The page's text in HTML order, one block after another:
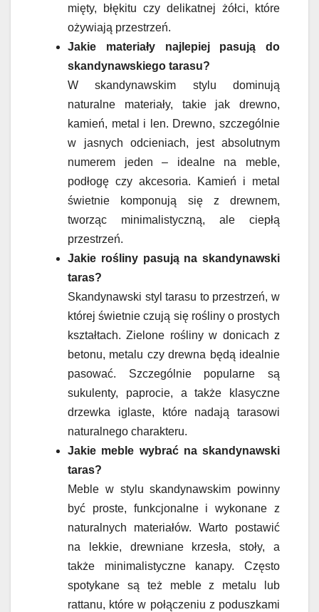
mięty, błękitu czy delikatnej żółci, które
ożywiają przestrzeń.
Jakie materiały najlepiej pasują do
skandynawskiego tarasu?
W skandynawskim stylu dominują
naturalne materiały, takie jak drewno,
kamień, metal i len. Drewno, szczególnie
w jasnych odcieniach, jest absolutnym
numerem jeden – idealne na meble,
podłogę czy akcesoria. Kamień i metal
świetnie komponują się z drewnem,
tworząc minimalistyczną, ale ciepłą
przestrzeń.
Jakie rośliny pasują na skandynawski
taras?
Skandynawski styl tarasu to przestrzeń, w
której świetnie czują się rośliny o prostych
kształtach. Zielone rośliny w donicach z
betonu, metalu czy drewna będą idealnie
pasować. Szczególnie popularne są
sukulenty, paprocie, a także klasyczne
drzewka iglaste, które nadają tarasowi
naturalnego charakteru.
Jakie meble wybrać na skandynawski
taras?
Meble w stylu skandynawskim powinny
być proste, funkcjonalne i wykonane z
naturalnych materiałów. Warto postawić
na lekkie, drewniane krzesła, stoły, a
także minimalistyczne kanapy. Często
spotykane są też meble z metalu lub
rattanu, które w połączeniu z poduszkami